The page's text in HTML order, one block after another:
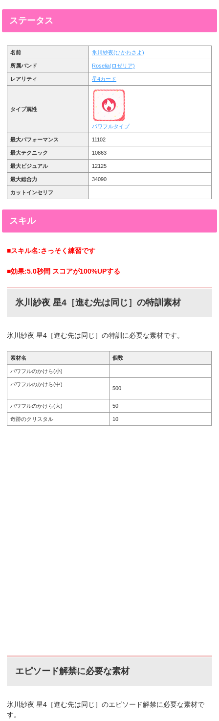
ステータス
名前 氷川紗夜(ひかわさよ)
所属バンド Roselia(ロゼリア)
レアリティ 星4カード
タイプ属性
パワフルタイプ
最大パフォーマンス 11102
最大テクニック 10863
最大ビジュアル 12125
最大総合力 34090
カットインセリフ
スキル
■スキル名:さっそく練習です
■効果:5.0秒間 スコアが100%UPする
氷川紗夜 星4［進む先は同じ］の特訓素材
氷川紗夜 星4［進む先は同じ］の特訓に必要な素材です。
素材名 個数
パワフルのかけら(小)
パワフルのかけら(中)
500
パワフルのかけら(大) 50
奇跡のクリスタル 10
エピソード解禁に必要な素材
氷川紗夜 星4［進む先は同じ］のエピソード解禁に必要な素材で
す。